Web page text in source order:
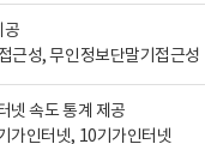
공
근성, 무인정보단말기접근성
넷 속도 통계 제공
가인터넷, 10기가인터넷